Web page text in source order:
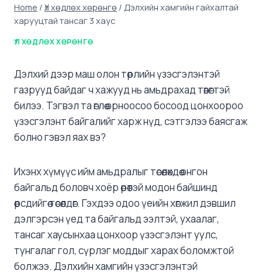
Home / Үл хөдлөх хөрөнгө / Дэлхийн хамгийн гайхалтай
харууцтай тансаг 3 хаус
ҮЛ ХӨДЛӨХ ХӨРӨНГӨ
Дэлхий дээр маш олон төрлийн үзэсгэлэнтэй
газрууд байдаг ч хажууд нь амьдрахад төвөгтэй
билээ. Тэгвэл та өглөө орноосоо босоод цонхоороо
үзэсгэлэнт байгалийг харж нүд, сэтгэлээ баясгаж
болно гэвэл яах вэ?
Ихэнх хүмүүс ийм амьдралыг төсөөлөхдөө онгон
байгальд боловч хоёр өрөөтэй модон байшинд
өөрсдийгөө төсөөлдөг. Гэхдээ одоо үеийн хөгжил дэвшил
дэлгэрсэн үед та байгальд ээлтэй, ухаалаг,
тансаг хаусынхаа цонхоор үзэсгэлэнт уулс,
тунгалаг гол, сүрлэг моддыг харах боломжтой
болжээ. Дэлхийн хамгийн үзэсгэлэнтэй